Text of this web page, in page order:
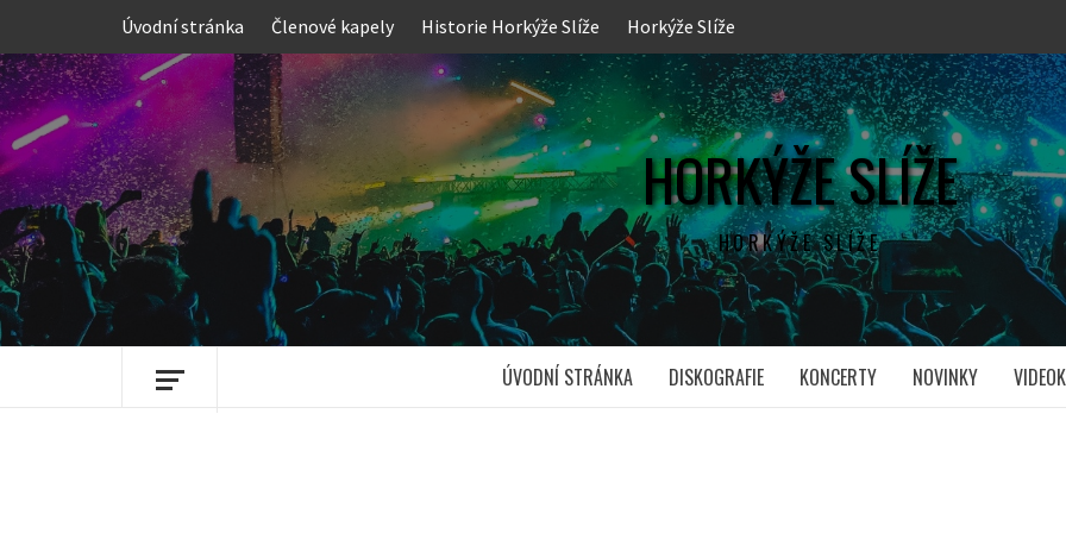
content
Úvodní stránka Členové kapely Historie Horkýže Slíže Horkýže Slíže
HORKÝŽE SLÍŽE
HORKÝŽE SLÍŽE
ÚVODNÍ STRÁNKA DISKOGRAFIE KONCERTY NOVINKY